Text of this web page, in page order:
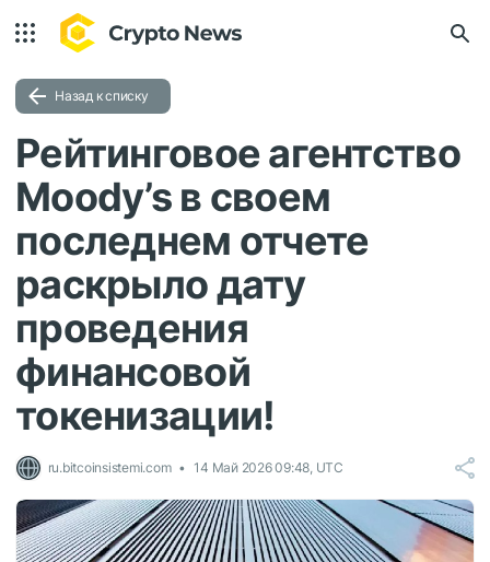
Назад к списку
Рейтинговое агентство
Moody’s в своем
последнем отчете
раскрыло дату
проведения
финансовой
токенизации!
ru.bitcoinsistemi.com 14 Май 2026 09:48, UTC